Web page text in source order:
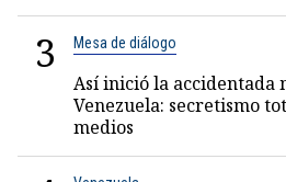
3 Mesa de diálogo
Así inició la accidentada
Venezuela: secretismo
medios